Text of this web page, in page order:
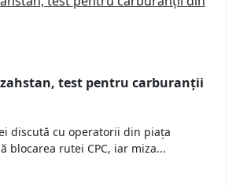
test pentru carburanții
discută cu operatorii din piața
blocarea rutei CPC, iar miza...